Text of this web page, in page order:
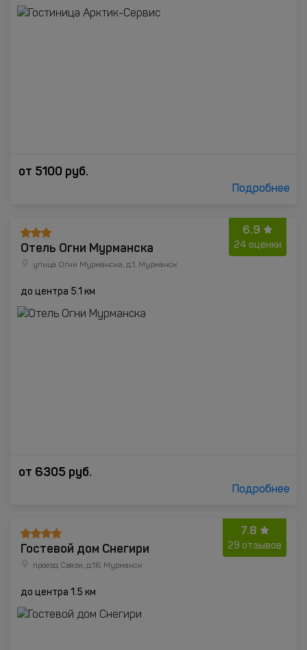
от 5100 руб.
Подробнее
6.9
24 оценки
Отель Огни Мурманска
улица Огни Мурманска, д.1, Мурманск
до центра 5.1 км
от 6305 руб.
Подробнее
7.8
29 отзывов
Гостевой дом Снегири
проезд Связи, д.16, Мурманск
до центра 1.5 км